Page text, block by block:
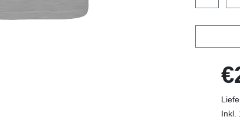
Inkl.